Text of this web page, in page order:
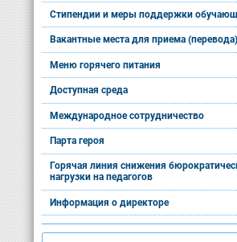
Стипендии и меры поддержки
Вакантные места для приема (перевода)
Меню горячего питания
Доступная среда
Международное сотрудничество
Парта героя
Горячая линия снижения
нагрузки на педагогов
Информация о директоре